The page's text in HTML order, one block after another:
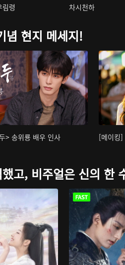
령 차시천하
념 현지 메세지!
> 송위룡 배우 인사 [메이킹]
고, 비주얼은 신의 한